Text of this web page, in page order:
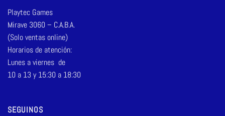
Playtec Games
Mirave 3060 – C.A.B.A.
(Solo ventas online)
Horarios de atención:
Lunes a viernes de
10 a 13 y 15:30 a 18:30
SEGUINOS